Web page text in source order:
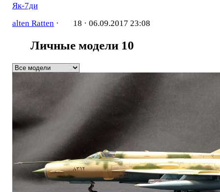
Як-7ди
alten Ratten· 18 · 06.09.2017 23:08
Личные модели 10